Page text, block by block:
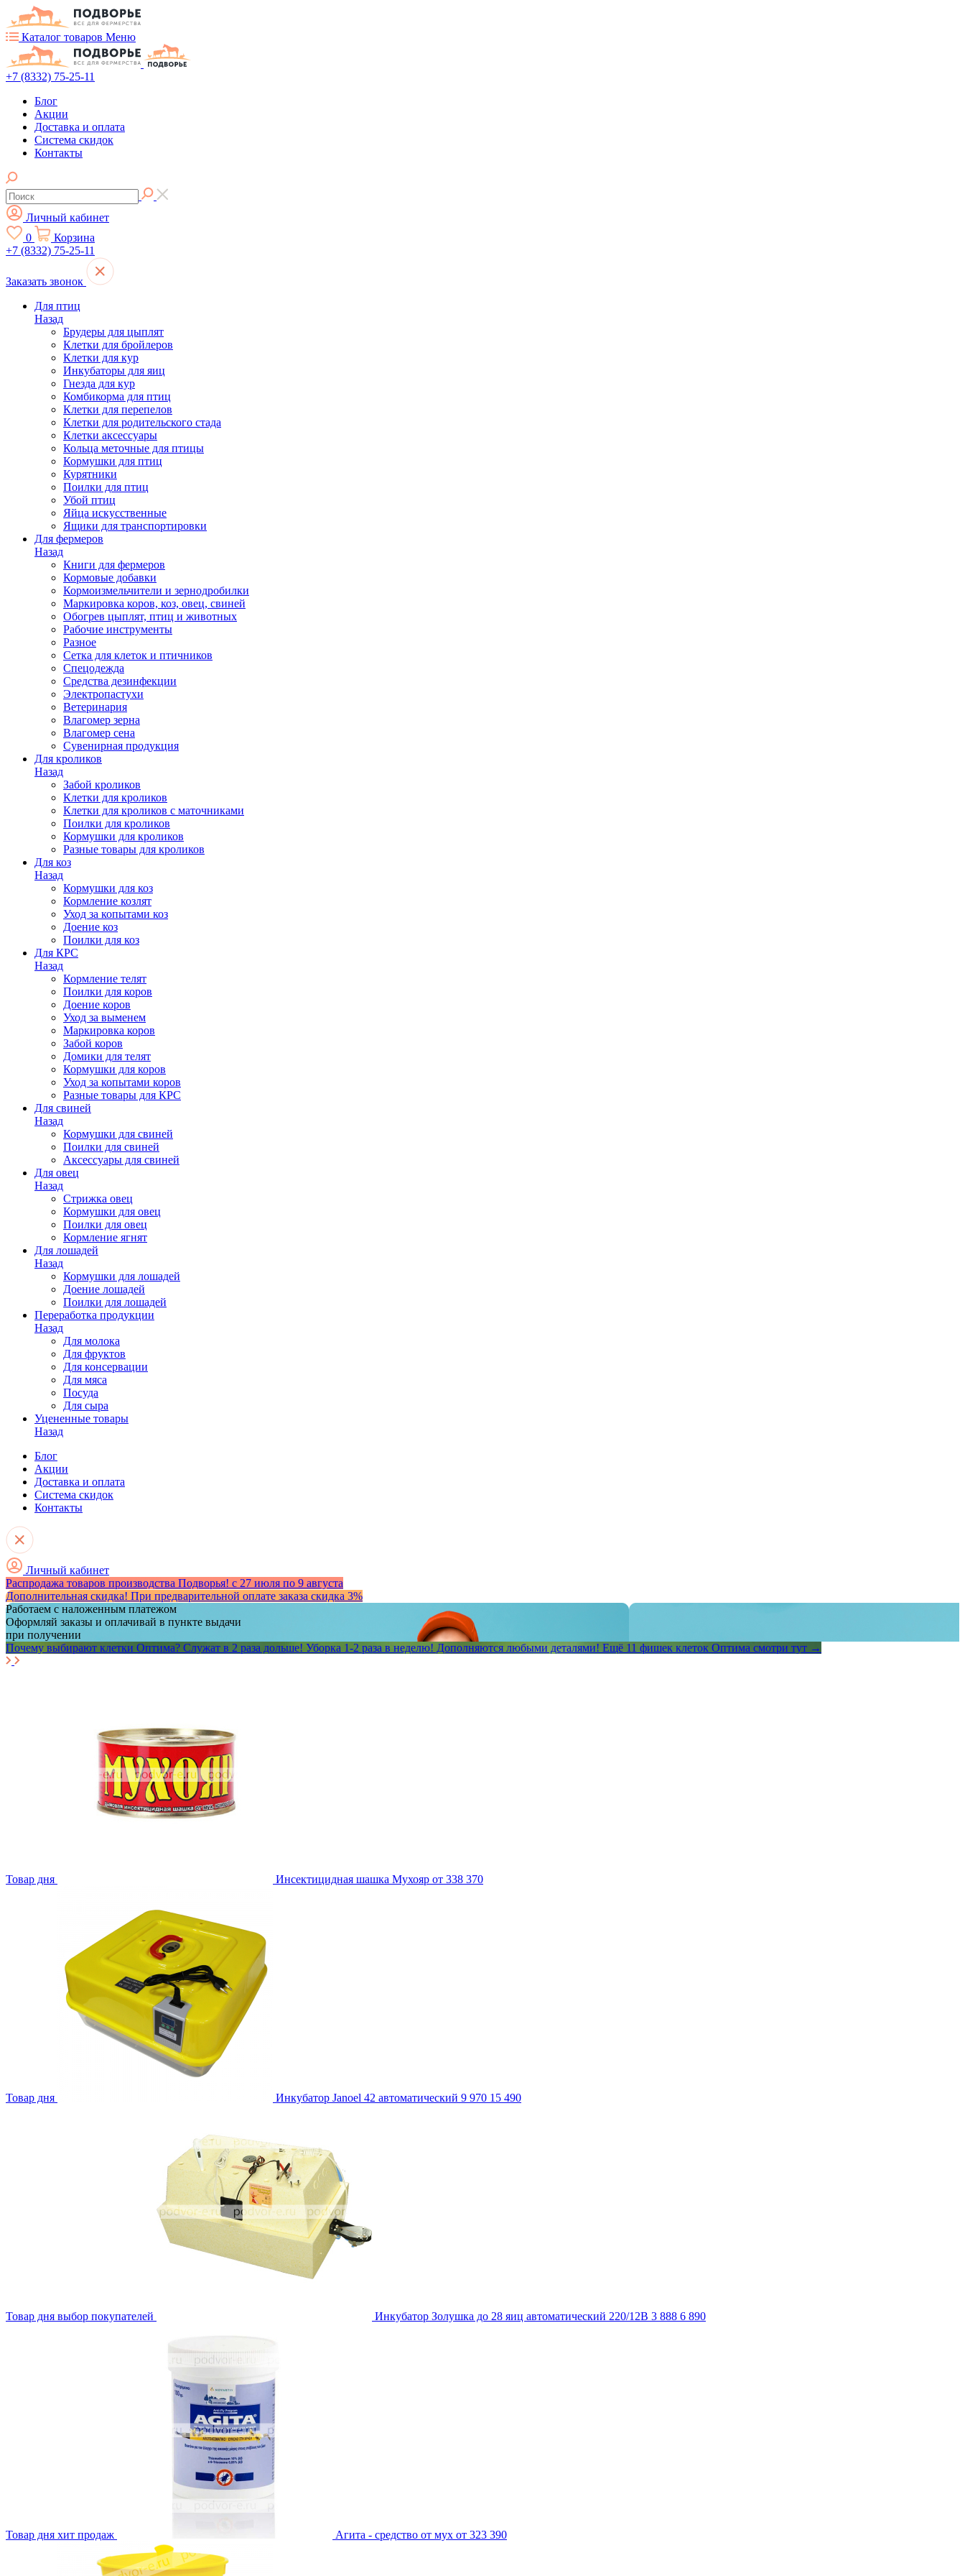
Каталог товаров Меню
+7 (8332) 75-25-11
Блог
Акции
Доставка и оплата
Система скидок
Контакты
Личный кабинет
0
Корзина
+7 (8332) 75-25-11
Заказать звонок
Для птиц
Назад
Брудеры для цыплят
Клетки для бройлеров
Клетки для кур
Инкубаторы для яиц
Гнезда для кур
Комбикорма для птиц
Клетки для перепелов
Клетки для родительского стада
Клетки аксессуары
Кольца меточные для птицы
Кормушки для птиц
Курятники
Поилки для птиц
Убой птиц
Яйца искусственные
Ящики для транспортировки
Для фермеров
Назад
Книги для фермеров
Кормовые добавки
Кормоизмельчители и зернодробилки
Маркировка коров, коз, овец, свиней
Обогрев цыплят, птиц и животных
Рабочие инструменты
Разное
Сетка для клеток и птичников
Спецодежда
Средства дезинфекции
Электропастухи
Ветеринария
Влагомер зерна
Влагомер сена
Сувенирная продукция
Для кроликов
Назад
Забой кроликов
Клетки для кроликов
Клетки для кроликов с маточниками
Поилки для кроликов
Кормушки для кроликов
Разные товары для кроликов
Для коз
Назад
Кормушки для коз
Кормление козлят
Уход за копытами коз
Доение коз
Поилки для коз
Для КРС
Назад
Кормление телят
Поилки для коров
Доение коров
Уход за выменем
Маркировка коров
Забой коров
Домики для телят
Кормушки для коров
Уход за копытами коров
Разные товары для КРС
Для свиней
Назад
Кормушки для свиней
Поилки для свиней
Аксессуары для свиней
Для овец
Назад
Стрижка овец
Кормушки для овец
Поилки для овец
Кормление ягнят
Для лошадей
Назад
Кормушки для лошадей
Доение лошадей
Поилки для лошадей
Переработка продукции
Назад
Для молока
Для фруктов
Для консервации
Для мяса
Посуда
Для сыра
Уцененные товары
Назад
Блог
Акции
Доставка и оплата
Система скидок
Контакты
Личный кабинет
Распродажа товаров производства Подворья! с 27 июля по 9 августа
Дополнительная скидка! При предварительной оплате заказа скидка 3%
Работаем с наложенным платежом
Оформляй заказы и оплачивай в пункте выдачи
при получении
Почему выбирают клетки Оптима? Служат в 2 раза дольше! Уборка 1-2 раза в неделю! Дополняются любыми деталями! Ещё 11 фишек клеток Оптима смотри тут →
Товар дня Инсектицидная шашка Мухояр от 338 370
Товар дня Инкубатор Janoel 42 автоматический 9 970 15 490
Товар дня выбор покупателей Инкубатор Золушка до 28 яиц автоматический 220/12В 3 888 6 890
Товар дня хит продаж Агита - средство от мух от 323 390